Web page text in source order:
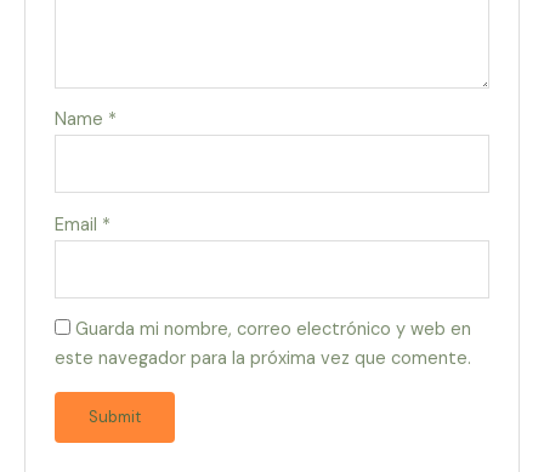
Name *
Email *
Guarda mi nombre, correo electrónico y web en
este navegador para la próxima vez que comente.